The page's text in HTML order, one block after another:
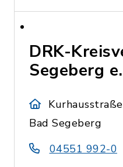
DRK-
Segeberg
Bad Segeberg
04551 992-0